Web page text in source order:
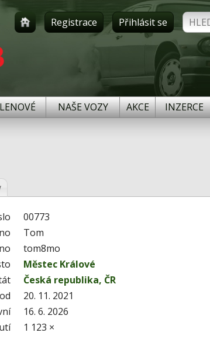
Registrace Přihlásit se
NAŠE VOZY AKCE INZERCE
00773
Tom
tom8mo
Městec Králové
Česká republika, ČR
20. 11. 2021
16. 6. 2026
1 123 ×